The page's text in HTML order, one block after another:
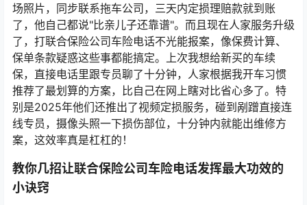
场照片，同步联系拖车公司，三天内定损理赔款就到账
了，他自己都说"比亲儿子还靠谱"。而且现在人家服务升级
了，打联合保险公司车险电话不光能报案，像保费计算、
保单条款疑惑这些事都能搞定。上次我想给新买的车续
保，直接电话里跟专员聊了十分钟，人家根据我开车习惯
推荐了最划算的方案，比自己在网上瞎对比省心多了。特
别是2025年他们还推出了视频定损服务，碰到剐蹭直接连
线专员，摄像头照一下损伤部位，十分钟内就能出维修方
案，这效率真是杠杠的！
教你几招让联合保险公司车险电话发挥最大功效的
小诀窍